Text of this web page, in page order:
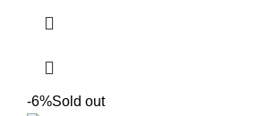
-6%Sold out